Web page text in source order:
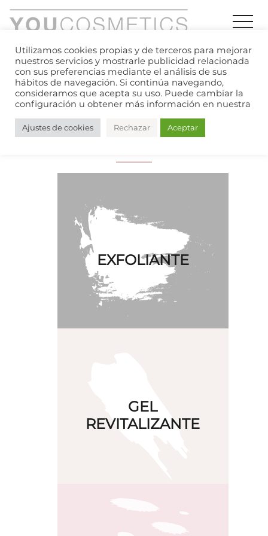
Index»Productos»Lacas de uñas»
Línea Natural
LÍNEA NATURAL
EXFOLIANTE
Acondicionador y exfoliante delicado
para cutículas.
Leer más
GEL
REVITALIZANTE
Gel hidratante y revitalizante indicado
para uñas frágiles y quebradizas.
Leer más
Utilizamos cookies propias y de terceros para mejorar
nuestros servicios y mostrarle publicidad relacionada
con sus preferencias mediante el análisis de sus
hábitos de navegación. Si continúa navegando,
consideramos que acepta su uso. Puede cambiar la
configuración u obtener más información en nuestra
Ajustes de cookies Rechazar Aceptar